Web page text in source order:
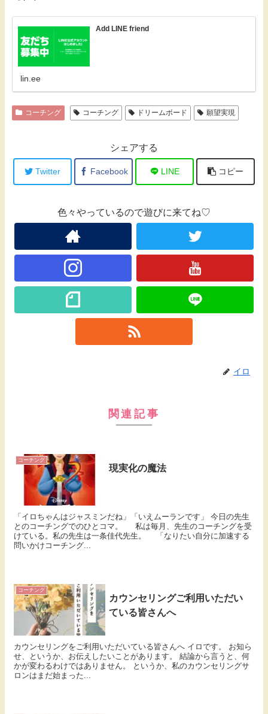
Add LINE friend
lin.ee
コーチング コーチング ドリームボード 願望実現
シェアする
Twitter Facebook LINE コピー
色々やっているので遊びに来てね♡
イロ
関連記事
コーチング
現実化の魔法
「イロちゃんはジャスミンだね」「いえムーランです」 今日の先生
とのコーチングでのひとコマ。 私は毎月、先生のコーチングを受
けている。私の先生は一条佳代先生。 「なりたい自分に加速する
問いかけコーチング...
コーチング
カウンセリングご利用いただい
ている皆さんへ
カウンセリングをご利用いただいている皆さんへ イロです。 お知ら
せ、というか、お伝えしたいことがあります。 結論から言うと、何
かが変わるわけではありません。 というか、私のカウンセリングサ
ロンはまだ始まった...